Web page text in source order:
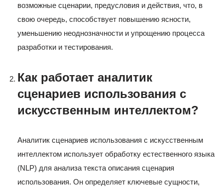
возможные сценарии, предусловия и действия, что, в
свою очередь, способствует повышению ясности,
уменьшению неоднозначности и упрощению процесса
разработки и тестирования.
Как работает аналитик
сценариев использования с
искусственным интеллектом?
Аналитик сценариев использования с искусственным
интеллектом использует обработку естественного языка
(NLP) для анализа текста описания сценария
использования. Он определяет ключевые сущности,